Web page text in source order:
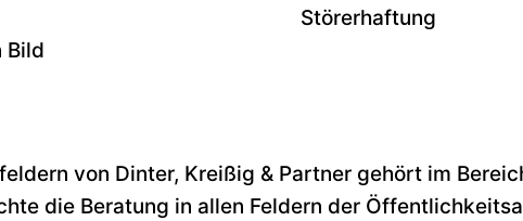
Bild
Störerhaftung
von Dinter, Kreißig & Partner gehört im
die Beratung in allen Feldern der